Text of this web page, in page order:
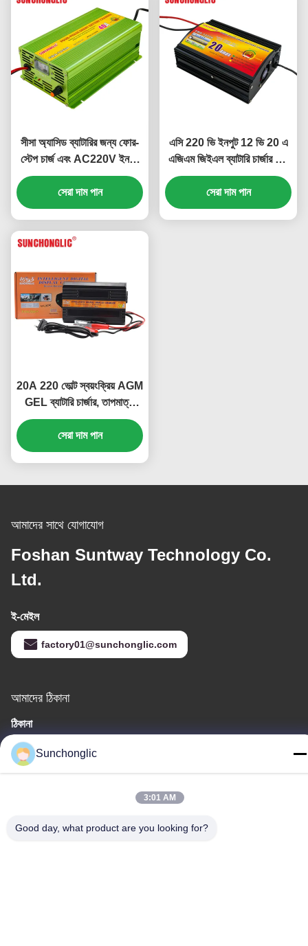
সীসা অ্যাসিড ব্যাটারির জন্য ফোর-
স্টেপ চার্জ এবং AC220V ইনপুট
সহ 40A AGM GEL ব্যাটারি
চার্জার
সেরা দাম পান
এসি 220 ভি ইনপুট 12 ভি 20 এ
এজিএম জিইএল ব্যাটারি চার্জার লিড
এসিড ব্যাটারির জন্য চার ধাপের চার্জ
সহ
সেরা দাম পান
20A 220 ভোল্ট স্বয়ংক্রিয় AGM
GEL ব্যাটারি চার্জার, তাপমাত্রা
নিয়ন্ত্রণ এবং ডিজিটাল ডিসপ্লে সহ
লিড অ্যাসিড গাড়ির ব্যাটারির জন্য
সেরা দাম পান
আমাদের সাথে যোগাযোগ
Foshan Suntway Technology Co.
Ltd.
ই-মেইল
factory01@sunchonglic.com
আমাদের ঠিকানা
ঠিকানা
গুয়াংডং, চীন
টেলিফোন
Sunchonglic
3:01 AM
Good day, what product are you looking for?